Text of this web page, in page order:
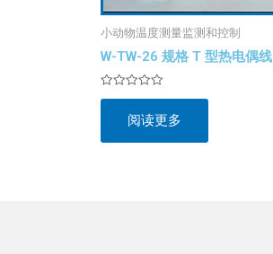
小动物温度测量监测和控制
W-TW-26 规格 T 型热电偶线
评
&sol;
5
阅读更多